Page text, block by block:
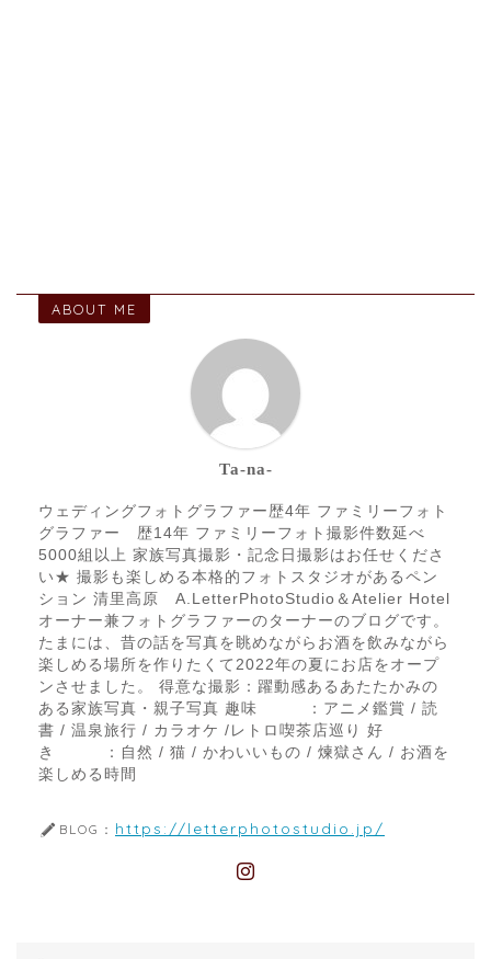
ABOUT ME
Ta-na-
ウェディングフォトグラファー歴4年 ファミリーフォト
グラファー 歴14年 ファミリーフォト撮影件数延べ
5000組以上 家族写真撮影・記念日撮影はお任せくださ
い★ 撮影も楽しめる本格的フォトスタジオがあるペン
ション 清里高原 A.LetterPhotoStudio＆Atelier Hotel
オーナー兼フォトグラファーのターナーのブログです。
たまには、昔の話を写真を眺めながらお酒を飲みながら
楽しめる場所を作りたくて2022年の夏にお店をオープ
ンさせました。 得意な撮影：躍動感あるあたたかみの
ある家族写真・親子写真 趣味 ：アニメ鑑賞 / 読
書 / 温泉旅行 / カラオケ /レトロ喫茶店巡り 好
き ：自然 / 猫 / かわいいもの / 煉獄さん / お酒を
楽しめる時間
BLOG： https://letterphotostudio.jp/